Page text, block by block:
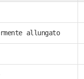
allungato